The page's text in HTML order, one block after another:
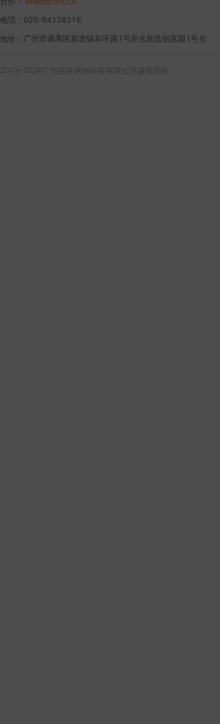
电话：020-84138316
地址：广州市番禺区新造镇和平路1号良仓新造创意园1号仓